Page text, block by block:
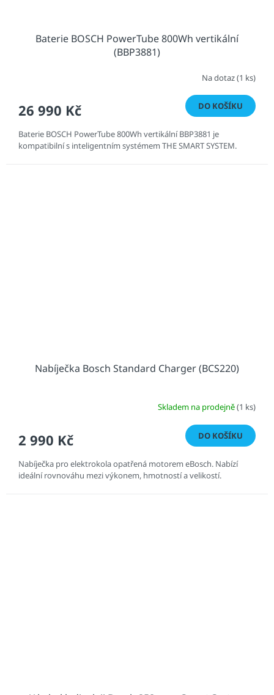
Baterie BOSCH PowerTube 800Wh vertikální
(BBP3881)
Na dotaz(1 ks)
26 990 Kč DO KOŠÍKU
Baterie BOSCH PowerTube 800Wh vertikální BBP3881 je
kompatibilní s inteligentním systémem THE SMART SYSTEM.
Nabíječka Bosch Standard Charger (BCS220)
Skladem na prodejně(1 ks)
2 990 Kč DO KOŠÍKU
Nabíječka pro elektrokola opatřená motorem eBosch. Nabízí
ideální rovnováhu mezi výkonem, hmotností a velikostí.